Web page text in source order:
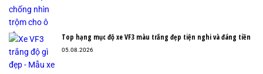
Top hạng mục độ xe VF3 màu trắng đẹp tiện nghi và đáng tiền
05.08.2026